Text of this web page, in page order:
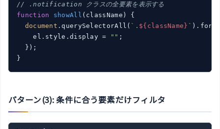
// .notification クラスの全要素を表示する
function
showAll ( className ) {
document .querySelectorAll( `. ${className} `
    el.style.display =
"" ;
  });
パターン(3): 条件に合う要素だけフィルタ